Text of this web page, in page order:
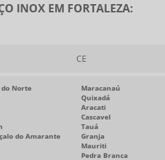
INOX EM FORTALEZA:
CE
do Norte Maracanaú
Quixadá
Aracati
Cascavel
Tauá
do Amarante Granja
Mauriti
Pedra Branca